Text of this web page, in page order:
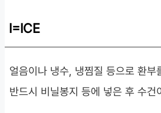
I=ICE
얼음이나 냉수, 냉찜질 등으로 환
반드시 비닐봉지 등에 넣은 후 수